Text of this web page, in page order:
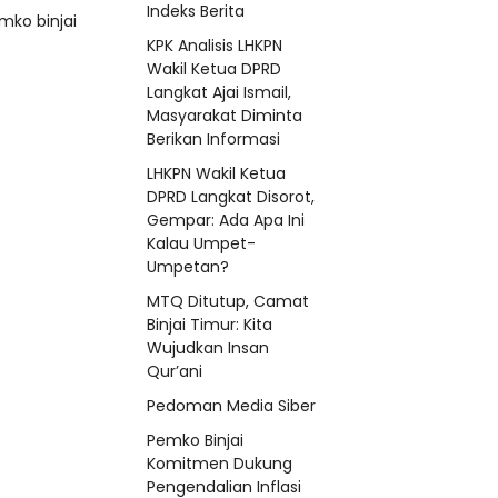
binjai
Indeks Berita
KPK Analisis LHKPN
Wakil Ketua DPRD
Langkat Ajai Ismail,
Masyarakat Diminta
Berikan Informasi
LHKPN Wakil Ketua
DPRD Langkat Disorot,
Gempar: Ada Apa Ini
Kalau Umpet-
Umpetan?
MTQ Ditutup, Camat
Binjai Timur: Kita
Wujudkan Insan
Qur’ani
Pedoman Media Siber
Pemko Binjai
Komitmen Dukung
Pengendalian Inflasi